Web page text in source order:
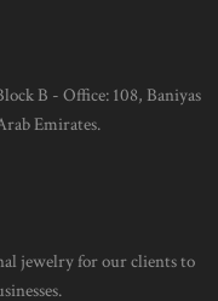
B - Office: 108, Baniyas
Emirates.
jewelry for our clients to